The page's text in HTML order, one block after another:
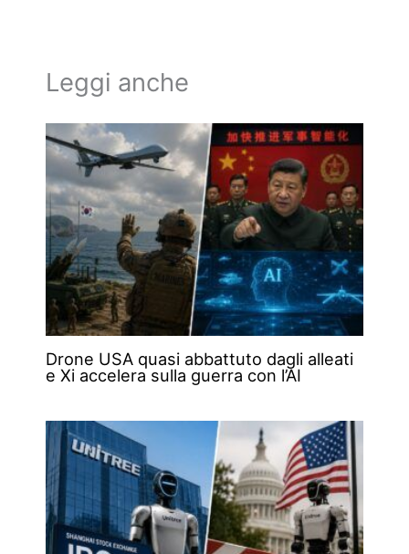
Leggi anche
Drone USA quasi abbattuto dagli alleati
e Xi accelera sulla guerra con l’AI